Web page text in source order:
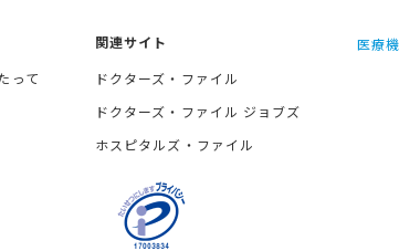
って
関連サイト
ドクターズ・ファイル
ドクターズ・ファイル ジョブズ
ホスピタルズ・ファイル
医療